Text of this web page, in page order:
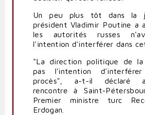
Un peu plus tôt dans la
président Vladimir Poutine a
les autorités russes
l'intention d'interférer dans
"La direction politique de la
pas l'intention
procès", a-t-il déclaré
rencontre à Saint-
Premier ministre turc
Erdogan.